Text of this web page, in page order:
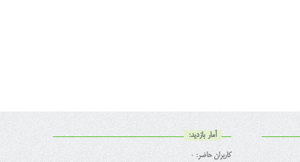
آمار بازدید:
کاربران حاضر: 0